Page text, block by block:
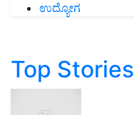
ಉದ್ಯೋಗ
Top Stories